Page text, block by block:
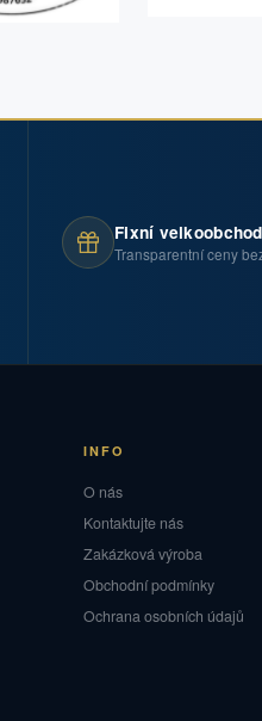
Fixní
Transparentní ceny
INFO
O nás
Kontaktujte nás
Zakázková výroba
Obchodní podmínky
Ochrana osobních údajů